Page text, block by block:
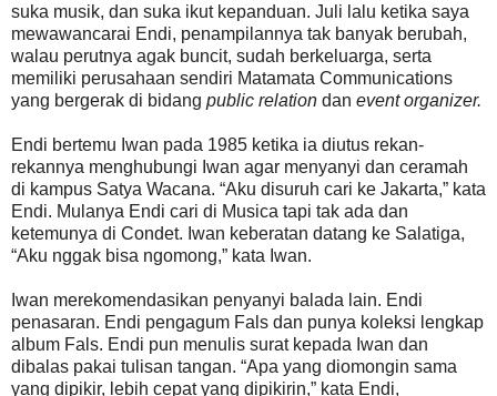
suka musik, dan suka ikut kepanduan. Juli lalu ketika saya
mewawancarai Endi, penampilannya tak banyak berubah,
walau perutnya agak buncit, sudah berkeluarga, serta
memiliki perusahaan sendiri Matamata Communications
yang bergerak di bidang public relation dan event organizer.
Endi bertemu Iwan pada 1985 ketika ia diutus rekan-
rekannya menghubungi Iwan agar menyanyi dan ceramah
di kampus Satya Wacana. “Aku disuruh cari ke Jakarta,” kata
Endi. Mulanya Endi cari di Musica tapi tak ada dan
ketemunya di Condet. Iwan keberatan datang ke Salatiga,
“Aku nggak bisa ngomong,” kata Iwan.
Iwan merekomendasikan penyanyi balada lain. Endi
penasaran. Endi pengagum Fals dan punya koleksi lengkap
album Fals. Endi pun menulis surat kepada Iwan dan
dibalas pakai tulisan tangan. “Apa yang diomongin sama
yang dipikir, lebih cepat yang dipikirin,” kata Endi,